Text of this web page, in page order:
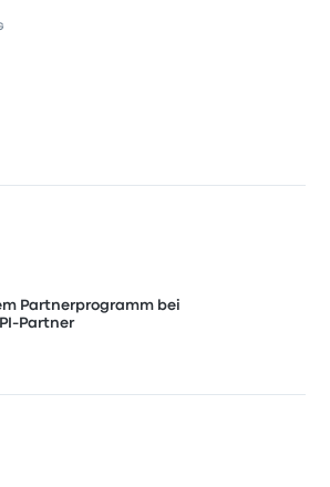
Partnerprogramm bei
Partner